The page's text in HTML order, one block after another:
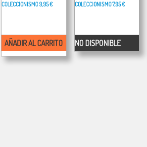
COLECCIONISMO9,95 €
AÑADIR AL CARRITO
COLECCIONISMO7,95 €
NO DISPONIBLE